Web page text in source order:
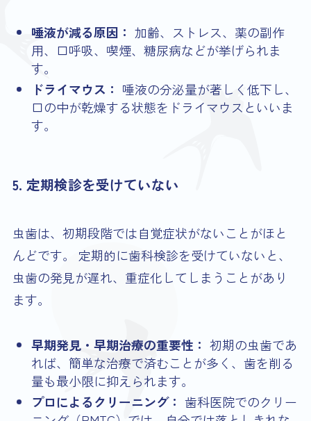
唾液が減る原因： 加齢、ストレス、薬の副作
用、口呼吸、喫煙、糖尿病などが挙げられま
す。
ドライマウス： 唾液の分泌量が著しく低下し、
口の中が乾燥する状態をドライマウスといいま
す。
5. 定期検診を受けていない
虫歯は、初期段階では自覚症状がないことがほと
んどです。 定期的に歯科検診を受けていないと、
虫歯の発見が遅れ、重症化してしまうことがあり
ます。
早期発見・早期治療の重要性： 初期の虫歯であ
れば、簡単な治療で済むことが多く、歯を削る
量も最小限に抑えられます。
プロによるクリーニング： 歯科医院でのクリー